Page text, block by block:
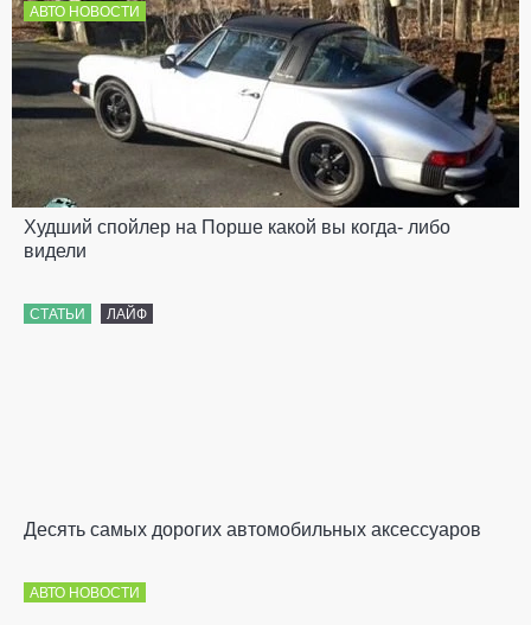
АВТО НОВОСТИ
Худший спойлер на Порше какой вы когда- либо
видели
СТАТЬИ ЛАЙФ
Десять самых дорогих автомобильных аксессуаров
АВТО НОВОСТИ